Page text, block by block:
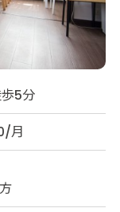
5分
月